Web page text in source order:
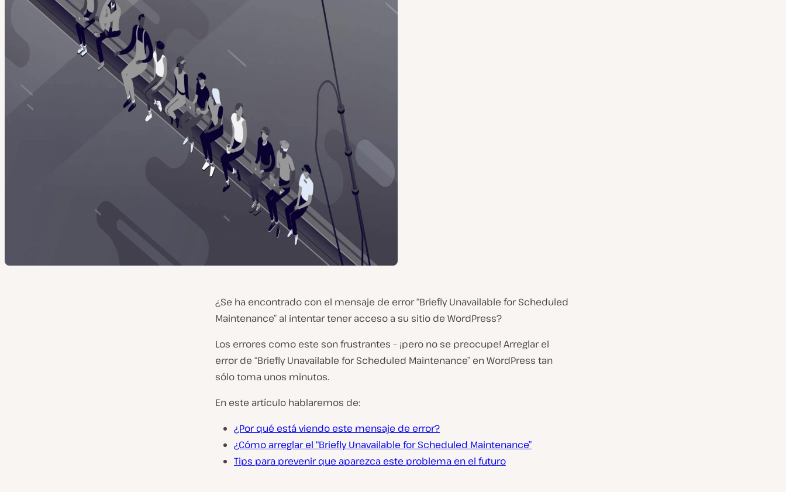
¿Se ha encontrado con el mensaje de error “Briefly Unavailable for Scheduled
Maintenance” al intentar tener acceso a su sitio de WordPress?
Los errores como este son frustrantes – ¡pero no se preocupe! Arreglar el
error de “Briefly Unavailable for Scheduled Maintenance” en WordPress tan
sólo toma unos minutos.
En este artículo hablaremos de:
¿Por qué está viendo este mensaje de error?
¿Cómo arreglar el “Briefly Unavailable for Scheduled Maintenance”
Tips para prevenir que aparezca este problema en el futuro